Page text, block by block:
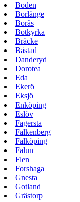
Boden
Borlänge
Borås
Botkyrka
Bräcke
Båstad
Danderyd
Dorotea
Eda
Ekerö
Eksjö
Enköping
Eslöv
Fagersta
Falkenberg
Falköping
Falun
Flen
Forshaga
Gnesta
Gotland
Grästorp